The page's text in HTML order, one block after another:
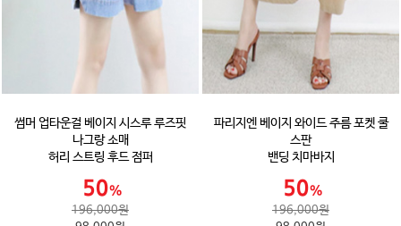
썸머 업타운걸 베이지 시스루 루즈핏
나그랑 소매
허리 스트링 후드 점퍼
196,000원
파리지엔 베이지 와이드 주름 포켓 쿨
스판
밴딩 치마바지
196,000원